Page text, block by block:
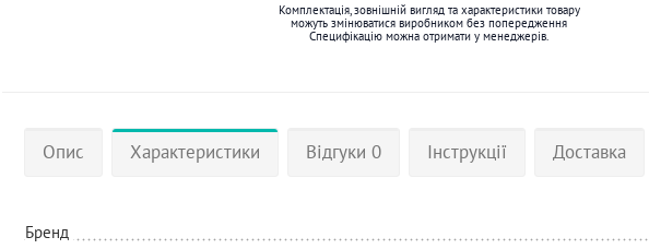
Комплектація, зовнішній вигляд та характеристики товару
можуть змінюватися виробником без попередження
Специфікацію можна отримати у менеджерів.
Опис Характеристики Відгуки 0 Інструкції Доставка
Бренд